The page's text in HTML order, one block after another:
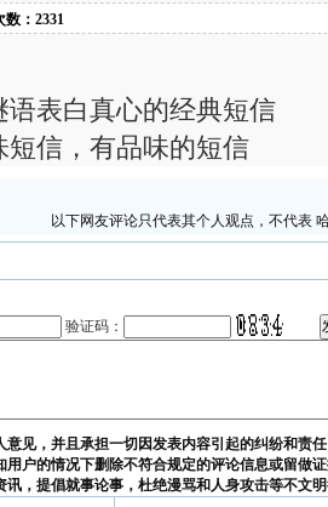
数：2331
语表白真心的经典短信
短信，有品味的短信
以下网友评论只代表其个人观点，不代表
验证码：
意见，并且承担一切因发表内容引起的纠纷和责
用户的情况下删除不符合规定的评论信息或留做
讯，提倡就事论事，杜绝漫骂和人身攻击等不文